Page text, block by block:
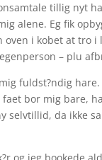
tillig nyt
alene. Eg fik
oven i kobet at tro i
– plu
fuldst?ndig hare.
bor mig bare,
selvtillid, da ikke